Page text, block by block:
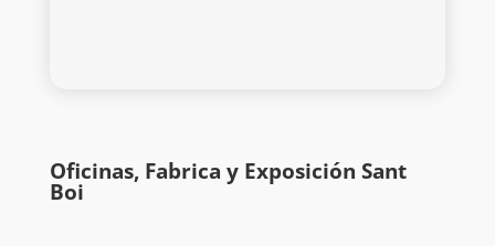
Oficinas, Fabrica y Exposición Sant
Boi